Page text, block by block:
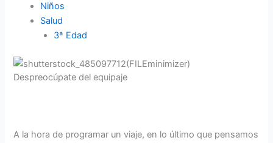
Niños
Salud
3ª Edad
Despreocúpate del equipaje
A la hora de programar un viaje, en lo último que pensamos